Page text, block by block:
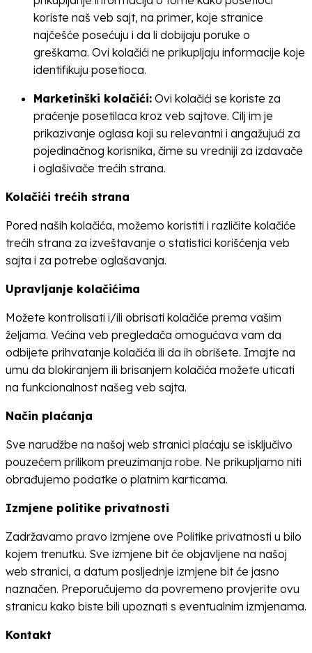
koriste naš veb sajt, na primer, koje stranice
najčešće posećuju i da li dobijaju poruke o
greškama. Ovi kolačići ne prikupljaju informacije koje
identifikuju posetioca.
Marketinški kolačići: Ovi kolačići se koriste za
praćenje posetilaca kroz veb sajtove. Cilj im je
prikazivanje oglasa koji su relevantni i angažujući za
pojedinačnog korisnika, čime su vredniji za izdavače
i oglašivače trećih strana.
Kolačići trećih strana
Pored naših kolačića, možemo koristiti i različite kolačiće
trećih strana za izveštavanje o statistici korišćenja veb
sajta i za potrebe oglašavanja.
Upravljanje kolačićima
Možete kontrolisati i/ili obrisati kolačiće prema vašim
željama. Većina veb pregledača omogućava vam da
odbijete prihvatanje kolačića ili da ih obrišete. Imajte na
umu da blokiranjem ili brisanjem kolačića možete uticati
na funkcionalnost našeg veb sajta.
Način plaćanja
Sve narudžbe na našoj web stranici plaćaju se isključivo
pouzećem prilikom preuzimanja robe. Ne prikupljamo niti
obrađujemo podatke o platnim karticama.
Izmjene politike privatnosti
Zadržavamo pravo izmjene ove Politike privatnosti u bilo
kojem trenutku. Sve izmjene bit će objavljene na našoj
web stranici, a datum posljednje izmjene bit će jasno
naznačen. Preporučujemo da povremeno provjerite ovu
stranicu kako biste bili upoznati s eventualnim izmjenama.
Kontakt